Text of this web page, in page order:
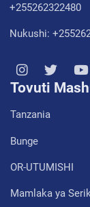
+255262322480
Nukushi:
Tovuti
Tanzania
Bunge
OR-UTUMISHI
Mamlaka ya